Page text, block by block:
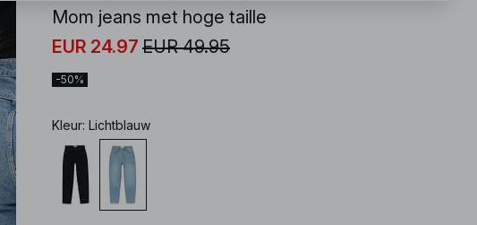
Mom jeans met hoge taille
EUR 24.97 EUR 49.95
-50%
Kleur: Lichtblauw